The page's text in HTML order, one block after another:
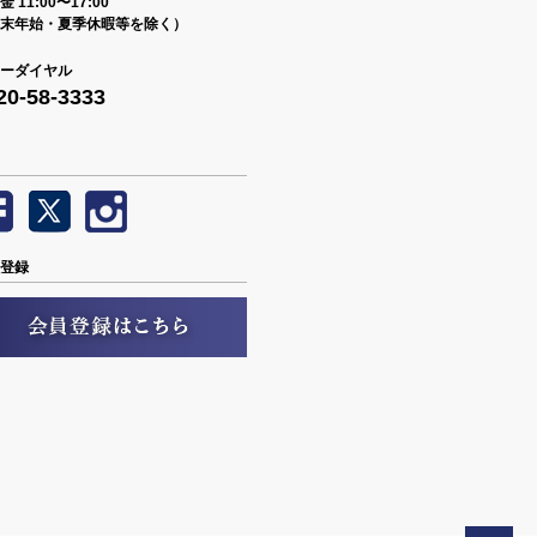
末年始・夏季休暇等を除く）
ダイヤル
58-3333
録